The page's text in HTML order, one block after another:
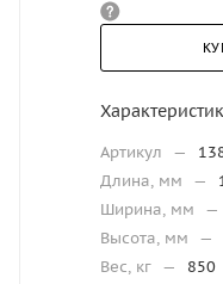
Артикул —
Длина, мм
—
Ширина, мм
—
Высота, мм
—
Вес, кг —
850